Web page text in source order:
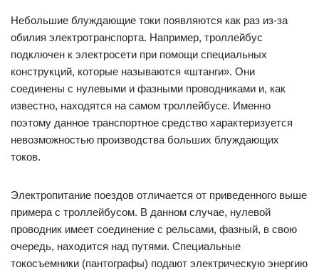
Небольшие блуждающие токи появляются как раз из-за
обилия электротранспорта. Например, троллейбус
подключен к электросети при помощи специальных
конструкций, которые называются «штанги». Они
соединены с нулевыми и фазными проводниками и, как
известно, находятся на самом троллейбусе. Именно
поэтому данное транспортное средство характеризуется
невозможностью производства больших блуждающих
токов.
Электропитание поездов отличается от приведенного выше
примера с троллейбусом. В данном случае, нулевой
проводник имеет соединение с рельсами, фазный, в свою
очередь, находится над путями. Специальные
токосъемники (пантографы) подают электрическую энергию